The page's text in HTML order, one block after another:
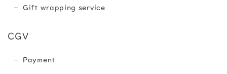
Gift wrapping service
CGV
Payment